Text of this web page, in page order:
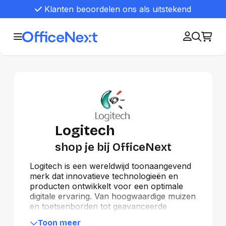
Klanten beoordelen ons als uitstekend
Logitech
shop je bij OfficeNext
Logitech is een wereldwijd toonaangevend
merk dat innovatieve technologieën en
producten ontwikkelt voor een optimale
digitale ervaring. Van hoogwaardige muizen
en toetsenborden tot geavanceerde
Toon meer